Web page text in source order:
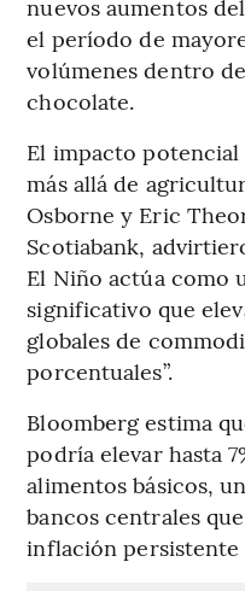
nuevos aumentos
el período de
volúmenes dentro
chocolate.
El impacto potencial
más allá de
Osborne y Eric
Scotiabank,
El Niño actúa como
significativo que
globales de
porcentuales”.
Bloomberg estima
podría elevar hasta
alimentos básicos,
bancos centrales
inflación persistente